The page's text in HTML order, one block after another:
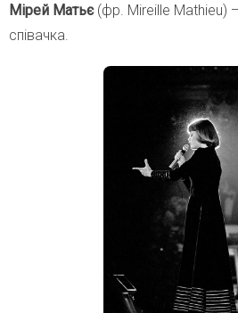
Мірей Матьє(фр. Mireille Mathieu)
співачка.